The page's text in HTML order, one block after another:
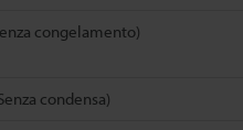
congelamento)
condensa)